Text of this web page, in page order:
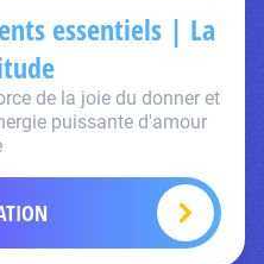
essentiels | La
de la joie du donner et
puissante d'amour